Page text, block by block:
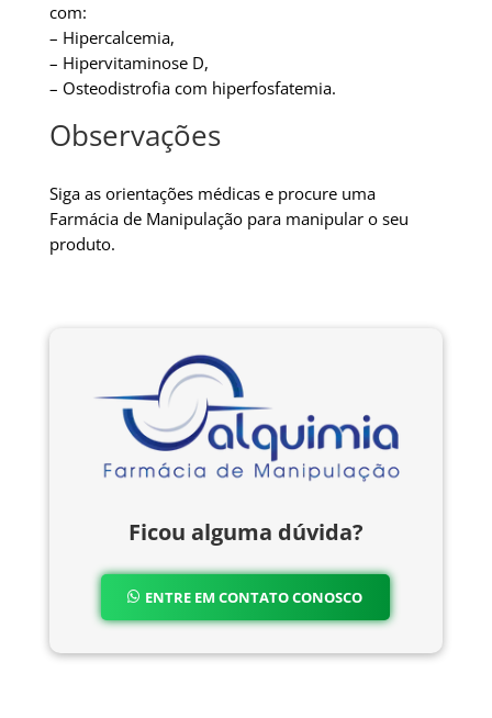
com:
– Hipercalcemia,
– Hipervitaminose D,
– Osteodistrofia com hiperfosfatemia.
Observações
Siga as orientações médicas e procure uma
Farmácia de Manipulação para manipular o seu
produto.
Ficou alguma dúvida?
ENTRE EM CONTATO CONOSCO